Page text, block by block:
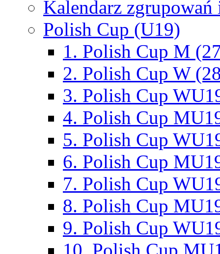
Kalendarz
Polish Cup (U19)
1. Polish Cup M
2. Polish Cup W
3. Polish Cup
4. Polish Cup
5. Polish Cup
6. Polish Cup
7. Polish Cup
8. Polish Cup
9. Polish Cup
10. Polish Cup